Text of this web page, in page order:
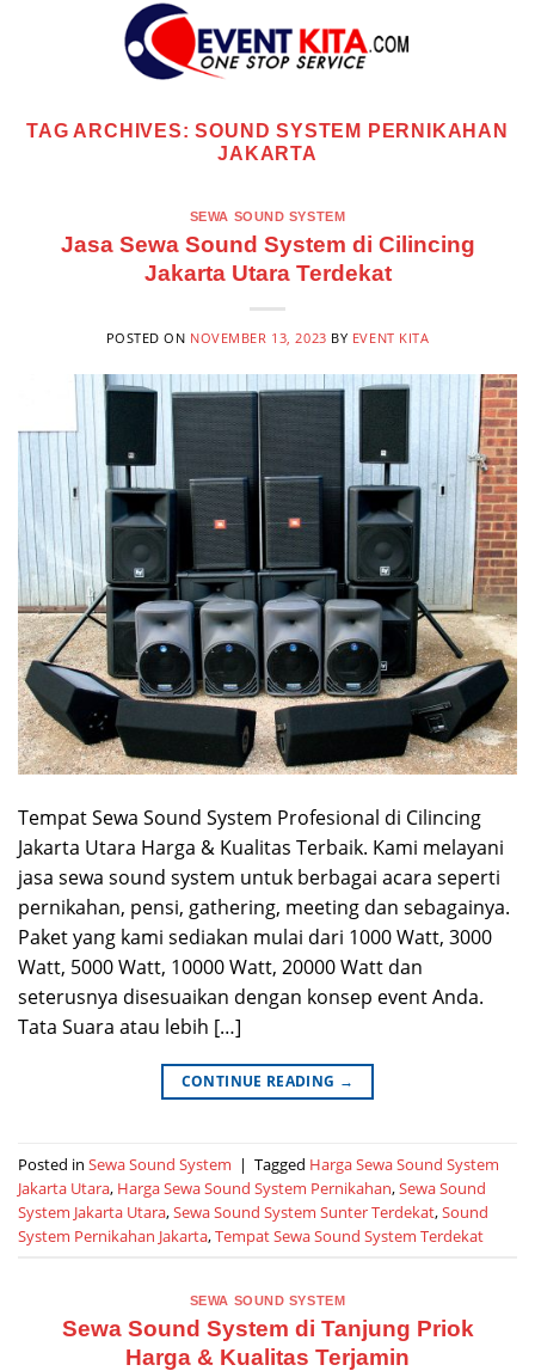
TAG ARCHIVES:SOUND SYSTEM PERNIKAHAN
JAKARTA
SEWA SOUND SYSTEM
Jasa Sewa Sound System di Cilincing
Jakarta Utara Terdekat
POSTED ON NOVEMBER 13, 2023 BY EVENT KITA
Tempat Sewa Sound System Profesional di Cilincing
Jakarta Utara Harga & Kualitas Terbaik. Kami melayani
jasa sewa sound system untuk berbagai acara seperti
pernikahan, pensi, gathering, meeting dan sebagainya.
Paket yang kami sediakan mulai dari 1000 Watt, 3000
Watt, 5000 Watt, 10000 Watt, 20000 Watt dan
seterusnya disesuaikan dengan konsep event Anda.
Tata Suara atau lebih […]
CONTINUE READING →
Posted in Sewa Sound System | Tagged Harga Sewa Sound System
Jakarta Utara, Harga Sewa Sound System Pernikahan,Sewa Sound
System Jakarta Utara,Sewa Sound System Sunter Terdekat,Sound
System Pernikahan Jakarta,Tempat Sewa Sound System Terdekat
SEWA SOUND SYSTEM
Sewa Sound System di Tanjung Priok
Harga & Kualitas Terjamin